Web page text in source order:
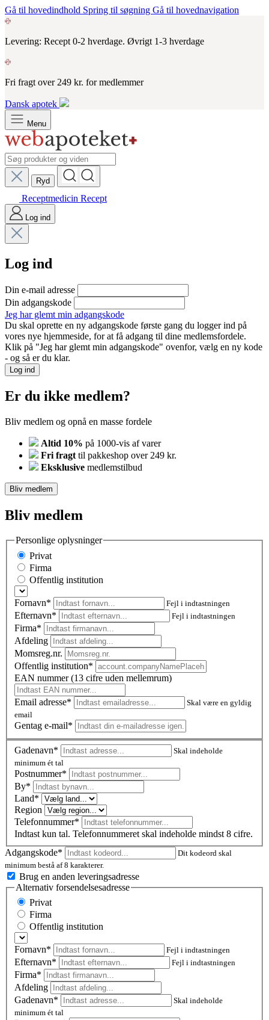
Gå til hovedindhold Spring til søgning Gå til hovednavigation
Levering: Recept 0-2 hverdage. Øvrigt 1-3 hverdage
Fri fragt over 249 kr. for medlemmer
Dansk apotek
Menu
Ryd
Receptmedicin Recept
Log ind
Log ind
Din e-mail adresse
Din adgangskode
Jeg har glemt min adgangskode
Du skal oprette en ny adgangskode første gang du logger ind på
vores nye hjemmeside, for at få adgang til dine medlemsfordele.
Klik på "Jeg har glemt min adgangskode" ovenfor, vælg en ny kode
- og så er du klar.
Log ind
Er du ikke medlem?
Bliv medlem og opnå en masse fordele
Altid 10% på 1000-vis af varer
Fri fragt til pakkeshop over 249 kr.
Eksklusive medlemstilbud
Bliv medlem
Bliv medlem
Personlige oplysninger
Privat
Firma
Offentlig institution
Fornavn* Fejl i indtastningen
Efternavn* Fejl i indtastningen
Firma*
Afdeling
Momsreg.nr.
Offentlig institution*
EAN nummer (13 cifre uden mellemrum)
Email adresse*
Skal være en gyldig
email
Gentag e-mail*
Gadenavn*
Skal indeholde
minimum ét tal
Postnummer*
By*
Land*
Region
Telefonnummer*
Indtast kun tal. Telefonnummeret skal indeholde mindst 8 cifre.
Adgangskode*
Dit kodeord skal
minimum bestå af 8 karakterer.
Brug en anden leveringsadresse
Alternativ forsendelsesadresse
Privat
Firma
Offentlig institution
Fornavn* Fejl i indtastningen
Efternavn* Fejl i indtastningen
Firma*
Afdeling
Gadenavn*
Skal indeholde
minimum ét tal